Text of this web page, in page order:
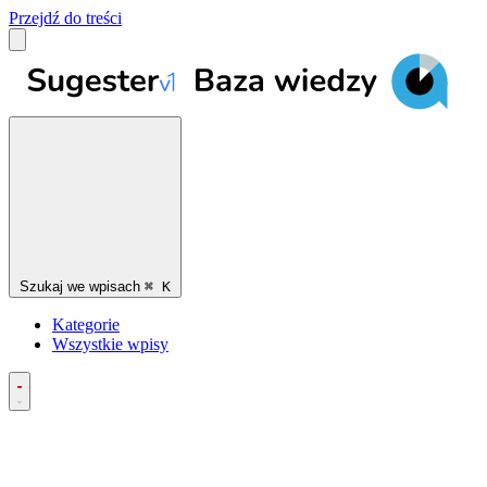
Przejdź do treści
Szukaj we wpisach ⌘ K
Kategorie
Wszystkie wpisy